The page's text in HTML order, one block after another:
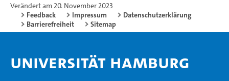
Verändert am 20. November 2023
Feedback
Impressum
Datenschutzerklärung
Barrierefreiheit
Sitemap
Universität Hamburg